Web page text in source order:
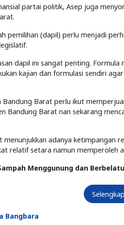
partai politik, Asep juga
pemilihan (dapil) perlu menjadi
dapil ini sangat penting.
kajian dan formulasi sendiri
Bandung Barat perlu ikut
Bandung Barat nan sekarang
adanya ketimpangan
relatif setara namun memperoleh
Menggunung dan
Bangbara